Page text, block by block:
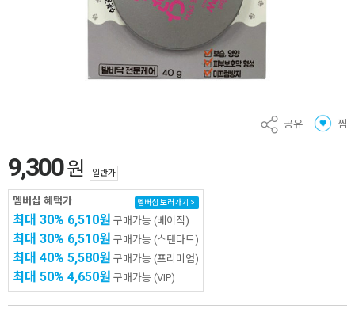
공유 찜
9,300원 일반가
멤버십 혜택가 멤버십 보러가기 >
최대 30% 6,510원 구매가능 (베이직)
최대 30% 6,510원 구매가능 (스탠다드)
최대 40% 5,580원 구매가능 (프리미엄)
최대 50% 4,650원 구매가능 (VIP)